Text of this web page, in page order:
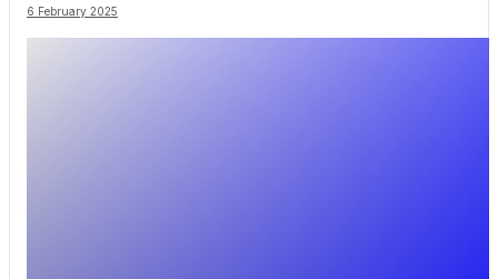
chez les Big Pharmas
6 February 2025